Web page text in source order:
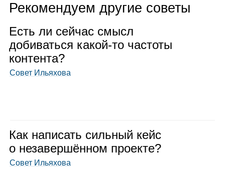
Рекомендуем другие советы
Есть ли сей­час смысл
доби­ваться какой‑то частоты
кон­тента?
Совет Ильяхова
Как напи­сать силь­ный кейс
о неза­вер­шён­ном про­екте?
Совет Ильяхова